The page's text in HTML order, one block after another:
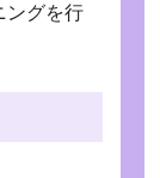
ングを行